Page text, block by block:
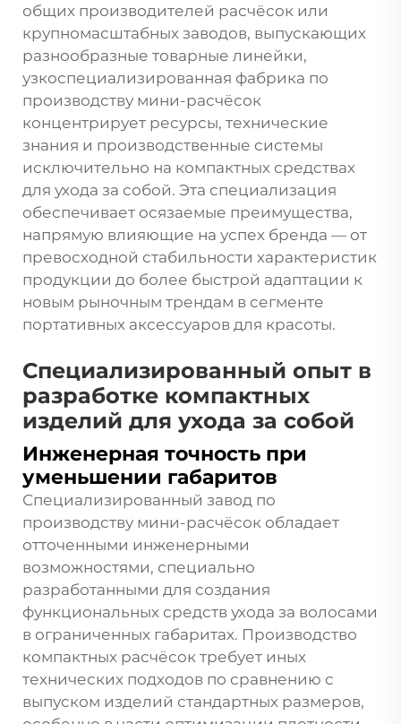
общих производителей расчёсок или
крупномасштабных заводов, выпускающих
разнообразные товарные линейки,
узкоспециализированная фабрика по
производству мини-расчёсок
концентрирует ресурсы, технические
знания и производственные системы
исключительно на компактных средствах
для ухода за собой. Эта специализация
обеспечивает осязаемые преимущества,
напрямую влияющие на успех бренда — от
превосходной стабильности характеристик
продукции до более быстрой адаптации к
новым рыночным трендам в сегменте
портативных аксессуаров для красоты.
Специализированный опыт в
разработке компактных
изделий для ухода за собой
Инженерная точность при
уменьшении габаритов
Специализированный завод по
производству мини-расчёсок обладает
отточенными инженерными
возможностями, специально
разработанными для создания
функциональных средств ухода за волосами
в ограниченных габаритах. Производство
компактных расчёсок требует иных
технических подходов по сравнению с
выпуском изделий стандартных размеров,